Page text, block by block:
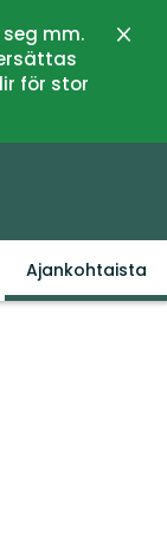
mm.
för stor
Sulje
Ajankohtaista